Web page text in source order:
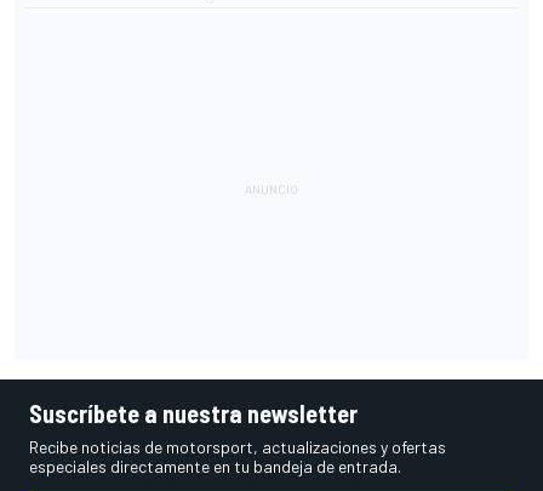
Suscríbete a nuestra newsletter
Recibe noticias de motorsport, actualizaciones y ofertas
especiales directamente en tu bandeja de entrada.